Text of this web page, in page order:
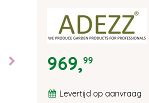
969,99
Levertijd op aanvraag